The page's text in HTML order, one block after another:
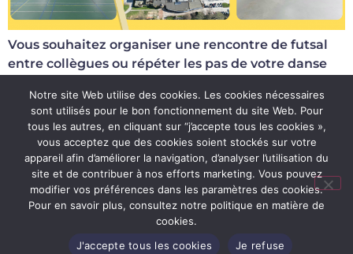
Vous souhaitez organiser une rencontre de futsal
entre collègues ou répéter les pas de votre danse
désormais de 4 clics […]
Conditions d’utilisation du site
Politique de confidentialité
Règlements d’ordre intérieur
Conditions générales de vente
Notre site Web utilise des cookies. Les cookies nécessaires
sont utilisés pour le bon fonctionnement du site Web. Pour
tous les autres, en cliquant sur “j’accepte tous les cookies »,
vous acceptez que des cookies soient stockés sur votre
appareil afin d’améliorer la navigation, d’analyser l’utilisation du
site et de contribuer à nos efforts marketing. Vous pouvez
modifier vos préférences dans les paramètres des cookies.
Pour en savoir plus, consultez notre politique en matière de
cookies.
J'accepte tous les cookies
Je refuse